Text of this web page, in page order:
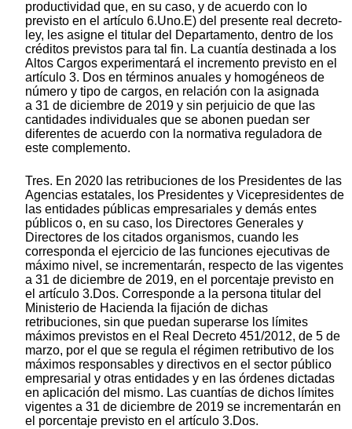
productividad que, en su caso, y de acuerdo con lo
previsto en el artículo 6.Uno.E) del presente real decreto-
ley, les asigne el titular del Departamento, dentro de los
créditos previstos para tal fin. La cuantía destinada a los
Altos Cargos experimentará el incremento previsto en el
artículo 3. Dos en términos anuales y homogéneos de
número y tipo de cargos, en relación con la asignada
a 31 de diciembre de 2019 y sin perjuicio de que las
cantidades individuales que se abonen puedan ser
diferentes de acuerdo con la normativa reguladora de
este complemento.
Tres. En 2020 las retribuciones de los Presidentes de las
Agencias estatales, los Presidentes y Vicepresidentes de
las entidades públicas empresariales y demás entes
públicos o, en su caso, los Directores Generales y
Directores de los citados organismos, cuando les
corresponda el ejercicio de las funciones ejecutivas de
máximo nivel, se incrementarán, respecto de las vigentes
a 31 de diciembre de 2019, en el porcentaje previsto en
el artículo 3.Dos. Corresponde a la persona titular del
Ministerio de Hacienda la fijación de dichas
retribuciones, sin que puedan superarse los límites
máximos previstos en el Real Decreto 451/2012, de 5 de
marzo, por el que se regula el régimen retributivo de los
máximos responsables y directivos en el sector público
empresarial y otras entidades y en las órdenes dictadas
en aplicación del mismo. Las cuantías de dichos límites
vigentes a 31 de diciembre de 2019 se incrementarán en
el porcentaje previsto en el artículo 3.Dos.